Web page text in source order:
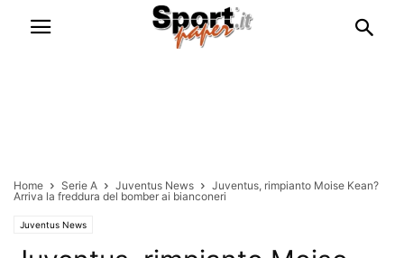
Home Serie A Juventus News
Juventus, rimpianto Moise Kean?
Arriva la freddura del bomber ai bianconeri
Juventus News